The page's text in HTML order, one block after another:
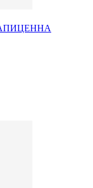
АПИЦЕННА